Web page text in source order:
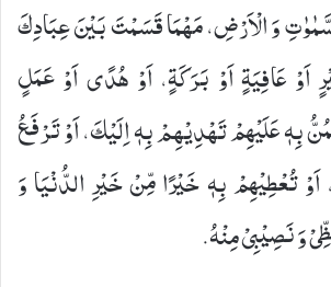
وَ الْاَرْضِ، مَهْمَا قَسَمْتَ بَیْنَ عِبَادِكَ
اَوْ عَافِیَةٍ اَوْ بَرَكَةٍ، اَوْ هُدًى اَوْ عَمَلٍ
بِهٖ عَلَیْهِمْ تَهْدِیْهِمْ بِهٖ اِلَیْكَ، اَوْ تَرْفَعُ
تُعْطِیْهِمْ بِهٖ خَیْرًا مِّنْ خَیْرِ الدُّنْیَا وَ
وَ نَصِیْبِیْ مِنْهُ.